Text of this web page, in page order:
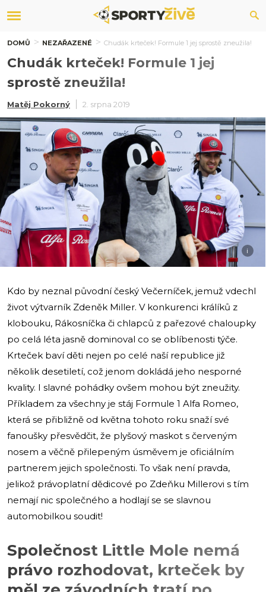
DOMŮ NEZAŘAZENÉ Chudák krteček! Formule 1 jej sprostě zneužila!
Chudák krteček! Formule 1 jej
sprostě zneužila!
Matěj Pokorný 2. srpna 2019
i
Kdo by neznal původní český Večerníček, jemuž vdechl
život výtvarník Zdeněk Miller. V konkurenci králíků z
klobouku, Rákosníčka či chlapců z pařezové chaloupky
po celá léta jasně dominoval co se oblíbenosti týče.
Krteček baví děti nejen po celé naší republice již
několik desetiletí, což jenom dokládá jeho nesporné
kvality. I slavné pohádky ovšem mohou být zneužity.
Příkladem za všechny je stáj Formule 1 Alfa Romeo,
která se přibližně od května tohoto roku snaží své
fanoušky přesvědčit, že plyšový maskot s červeným
nosem a věčně přilepeným úsměvem je oficiálním
partnerem jejich společnosti. To však není pravda,
jelikož právoplatní dědicové po Zdeňku Millerovi s tím
nemají nic společného a hodlají se se slavnou
automobilkou soudit!
Společnost Little Mole nemá
právo rozhodovat, krteček by